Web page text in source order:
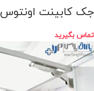
جک کابینت اونتوس HF بلوم
تماس بگیرید